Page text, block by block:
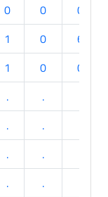
0 0
0
1 0
6
1 0
0
. .
. .
. .
. .